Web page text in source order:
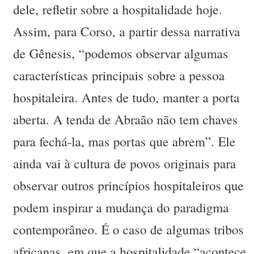
dele, refletir sobre a hospitalidade hoje.
Assim, para Corso, a partir dessa narrativa
de Gênesis, “podemos observar algumas
características principais sobre a pessoa
hospitaleira. Antes de tudo, manter a porta
aberta. A tenda de Abraão não tem chaves
para fechá-la, mas portas que abrem”. Ele
ainda vai à cultura de povos originais para
observar outros princípios hospitaleiros que
podem inspirar a mudança do paradigma
contemporâneo. É o caso de algumas tribos